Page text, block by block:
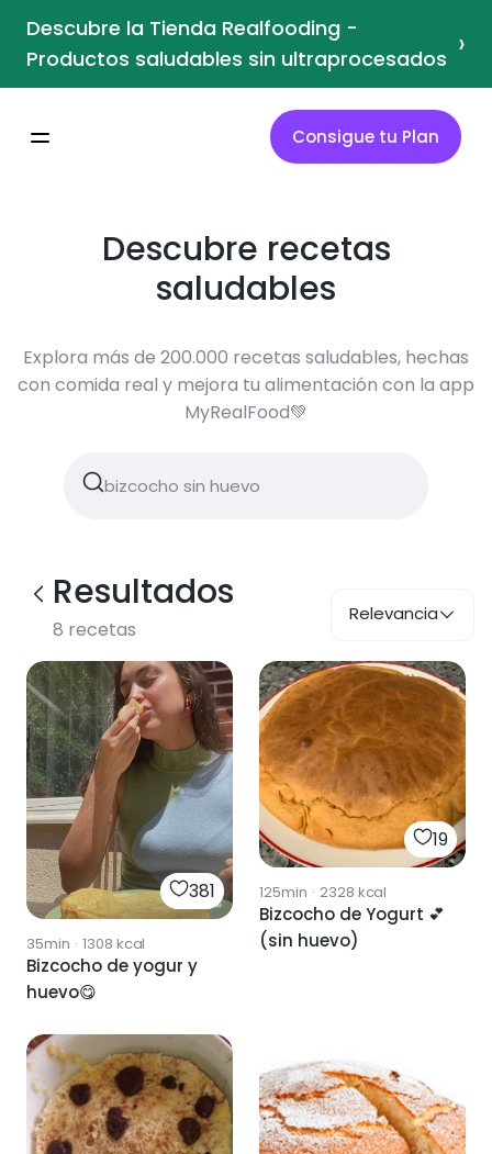
Descubre la Tienda Realfooding -
Productos saludables sin ultraprocesados ›
Consigue tu Plan
Descubre recetas
saludables
Explora más de 200.000 recetas saludables, hechas
con comida real y mejora tu alimentación con la app
MyRealFood💚
Resultados
8 recetas
Relevancia
381
35min · 1308 kcal
Bizcocho de yogur y
huevo😋
19
125min · 2328 kcal
Bizcocho de Yogurt 💕
(sin huevo)